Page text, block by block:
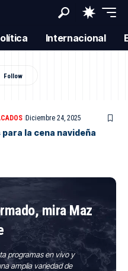
Internacional
Diciembre 24, 2025
la cena navideña
mira Maz
programas en vivo y
amplia variedad de